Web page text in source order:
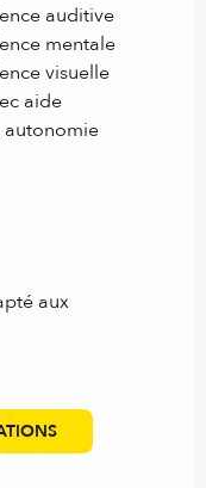
auditive
mentale
visuelle
aide
autonomie
aux